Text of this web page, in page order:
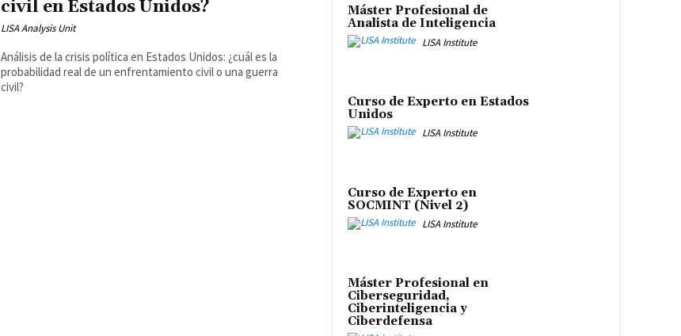
civil en Estados Unidos?
LISA Analysis Unit
Análisis de la crisis política en Estados Unidos: ¿cuál es la
probabilidad real de un enfrentamiento civil o una guerra
civil?
Máster Profesional de
Analista de Inteligencia
LISA Institute
Curso de Experto en Estados
Unidos
LISA Institute
Curso de Experto en
SOCMINT (Nivel 2)
LISA Institute
Máster Profesional en
Ciberseguridad,
Ciberinteligencia y
Ciberdefensa